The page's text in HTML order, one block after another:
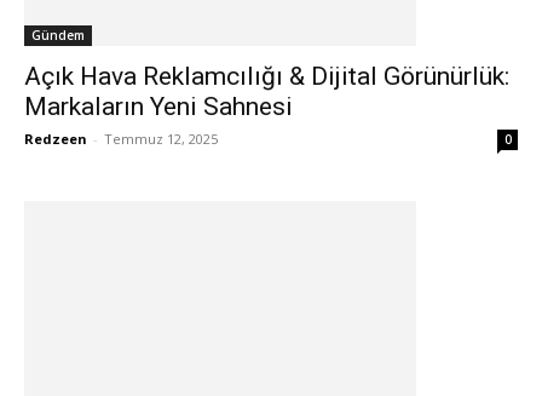
Gündem
Açık Hava Reklamcılığı & Dijital Görünürlük:
Markaların Yeni Sahnesi
Redzeen - Temmuz 12, 2025 0